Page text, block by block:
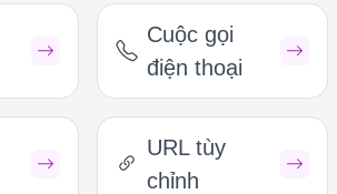
Cuộc gọi
điện thoại
URL tùy
chỉnh